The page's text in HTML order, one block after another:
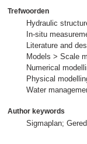
Trefwoorden
Hydraulic
In-situ
Literature and
Models > Scale
Numerical
Physical
Water
Author keywords
Sigmaplan;